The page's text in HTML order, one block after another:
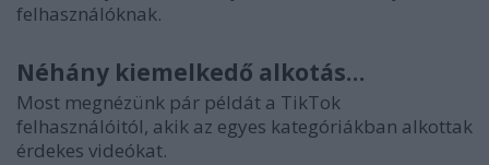
felhasználóknak.
Néhány kiemelkedő alkotás…
Most megnézünk pár példát a TikTok
felhasználóitól, akik az egyes kategóriákban alkottak
érdekes videókat.